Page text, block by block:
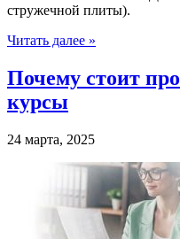
стружечной плиты).
Читать далее »
Почему стоит
курсы
24 марта, 2025